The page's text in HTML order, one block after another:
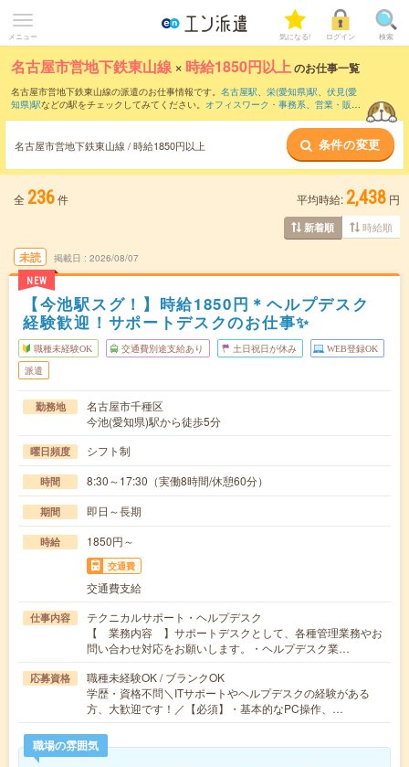
メニュー 気になる! ログイン 検索
名古屋市営地下鉄東山線 × 時給1850円以上のお仕事一覧
名古屋市営地下鉄東山線の派遣のお仕事情報です。 名古屋駅、 栄(愛知県)駅、 伏見(愛
知県)駅などの駅をチェックしてみてください。 オフィスワーク・事務系、 営業・販
などのこだわり条件で絞り込んでいただけます。
名古屋市営地下鉄東山線 / 時給1850円以上 条件の変更
全 236件 平均時給: 2,438 円
新着順 時給順
未読
NEW
掲載日 2026/08/07
【今池駅スグ！】時給1850円＊ヘルプデスク
経験歓迎！サポートデスクのお仕事✨
職種未経験OK 交通費別途支給あり 土日祝日が休み WEB登録OK
派遣
勤務地
名古屋市千種区
今池(愛知県)駅から徒歩5分
曜日頻度 シフト制
時間 8:30～17:30（実働8時間/休憩60分）
期間 即日～長期
時給 1850円～
交通費
交通費支給
仕事内容
テクニカルサポート・ヘルプデスク
【 業務内容 】サポートデスクとして、各種管理業務やお
問い合わせ対応をお願いします。・ヘルプデスク業…
応募資格
職種未経験OK / ブランクOK
学歴・資格不問＼ITサポートやヘルプデスクの経験がある
方、大歓迎です！／【必須】・基本的なPC操作、…
職場の雰囲気